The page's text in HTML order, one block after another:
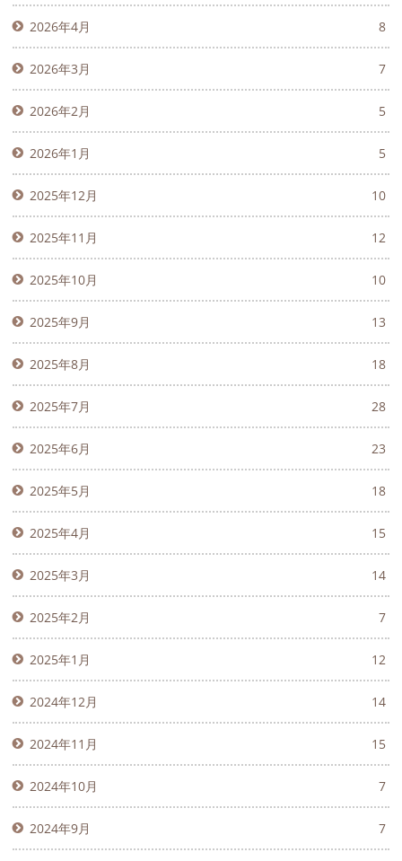
2026年4月 8
2026年3月 7
2026年2月 5
2026年1月 5
2025年12月 10
2025年11月 12
2025年10月 10
2025年9月 13
2025年8月 18
2025年7月 28
2025年6月 23
2025年5月 18
2025年4月 15
2025年3月 14
2025年2月 7
2025年1月 12
2024年12月 14
2024年11月 15
2024年10月 7
2024年9月 7